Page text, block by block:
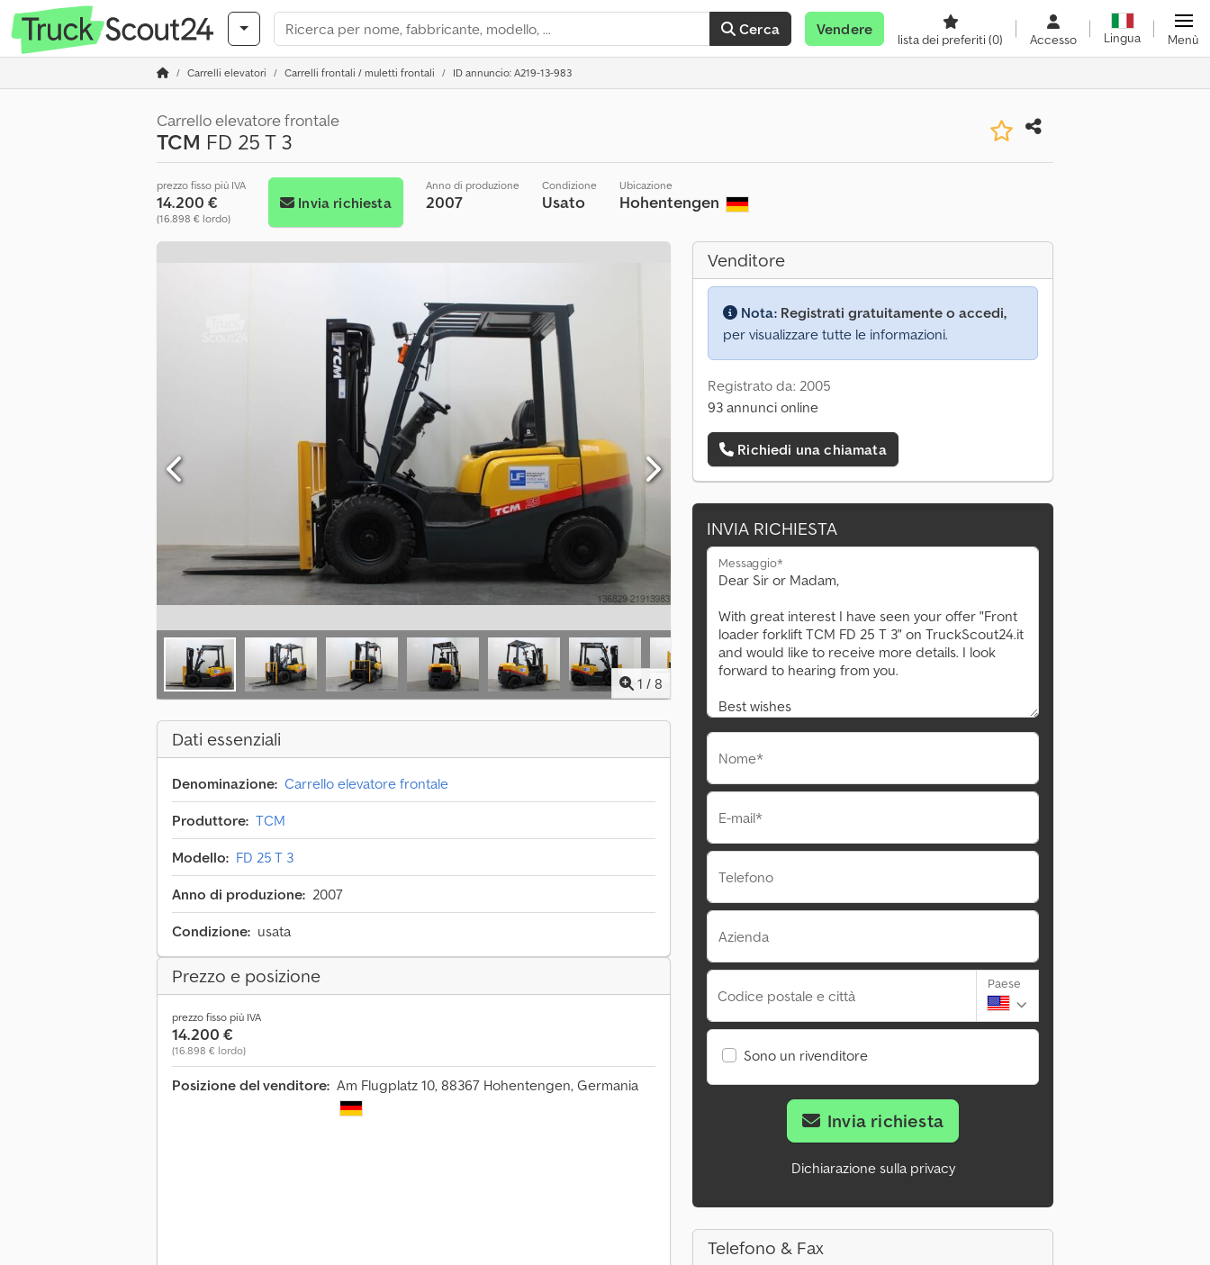
Cerca Vendere
lista dei preferiti (0) Accesso Lingua Menù
Carrelli elevatori Carrelli frontali / muletti frontali ID annuncio: A219-13-983
Carrello elevatore frontale
TCM FD 25 T 3
prezzo fisso più IVA
14.200 €
(16.898 € lordo)
Invia richiesta
Anno di produzione
2007
Condizione
Usato
Ubicazione
Hohentengen
1 / 8
Dati essenziali
Denominazione: Carrello elevatore frontale
Produttore: TCM
Modello: FD 25 T 3
Anno di produzione: 2007
Condizione: usata
Prezzo e posizione
prezzo fisso più IVA
14.200 €
(16.898 € lordo)
Posizione del venditore: Am Flugplatz 10, 88367 Hohentengen, Germania
Venditore
Nota: Registrati gratuitamente o accedi,
per visualizzare tutte le informazioni.
Registrato da: 2005
93 annunci online
Richiedi una chiamata
INVIA RICHIESTA
Messaggio*
Nome*
E-mail*
Telefono
Azienda
Codice postale e città
Paese
Sono un rivenditore
Invia richiesta
Dichiarazione sulla privacy
Telefono & Fax